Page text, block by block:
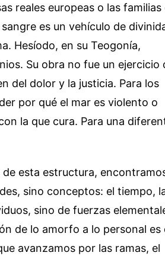
reales europeas o las familias
es un vehículo de
Hesíodo, en su Teogonía,
Su obra no fue un ejercicio
del dolor y la justicia. Para los
por qué el mar es violento o
la que cura. Para una
esta estructura,
sino conceptos: el tiempo,
sino de fuerzas
de lo amorfo a lo personal es
avanzamos por las ramas, el